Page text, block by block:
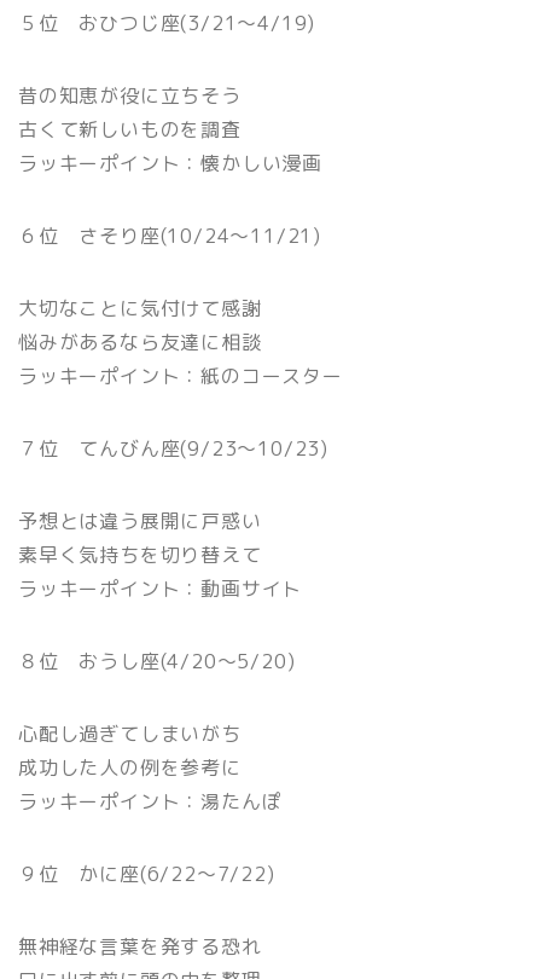
５位 おひつじ座(3/21〜4/19)
昔の知恵が役に立ちそう
古くて新しいものを調査
ラッキーポイント：懐かしい漫画
６位 さそり座(10/24〜11/21)
大切なことに気付けて感謝
悩みがあるなら友達に相談
ラッキーポイント：紙のコースター
７位 てんびん座(9/23〜10/23)
予想とは違う展開に戸惑い
素早く気持ちを切り替えて
ラッキーポイント：動画サイト
８位 おうし座(4/20〜5/20)
心配し過ぎてしまいがち
成功した人の例を参考に
ラッキーポイント：湯たんぽ
９位 かに座(6/22〜7/22)
無神経な言葉を発する恐れ